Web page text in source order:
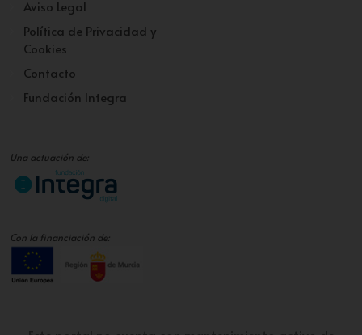
Aviso Legal
Política de Privacidad y
Cookies
Contacto
Fundación Integra
Una actuación de:
Con la financiación de: